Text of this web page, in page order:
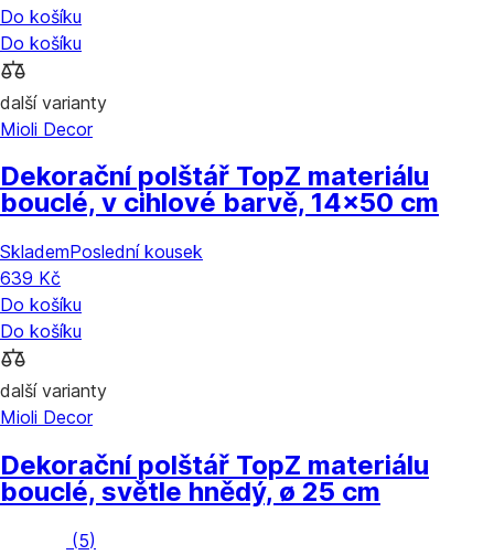
Do košíku
Do košíku
další varianty
Mioli Decor
Dekorační polštář TopZ materiálu
bouclé, v cihlové barvě, 14x50 cm
SklademPoslední kousek
639 Kč
Do košíku
Do košíku
další varianty
Mioli Decor
Dekorační polštář TopZ materiálu
bouclé, světle hnědý, ø 25 cm
(5)